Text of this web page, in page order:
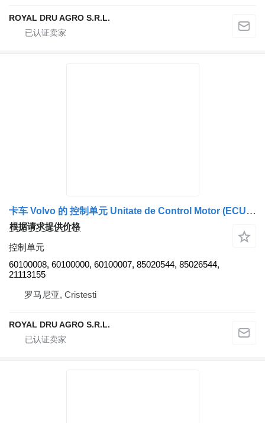
ROYAL DRU AGRO S.R.L.
卡车 Volvo 的 控制单元 Unitate de Control Motor (ECU) 60100008
根据请求提供价格
控制单元
60100008, 60100000, 60100007, 85020544, 85026544,
21113155
罗马尼亚, Cristesti
ROYAL DRU AGRO S.R.L.